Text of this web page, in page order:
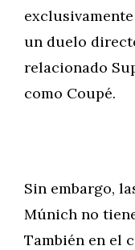
un duelo
relacionado
como Coupé.
Sin embargo,
Múnich no
También en el